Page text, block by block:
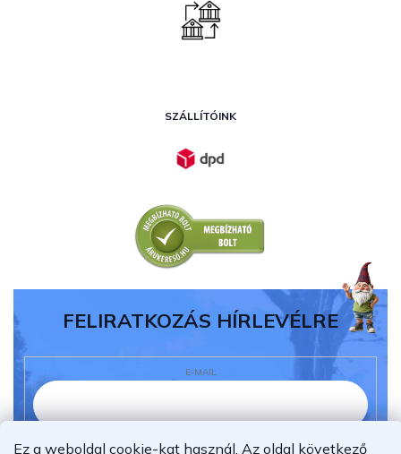
Ez a weboldal cookie-kat használ. Az oldal következő
SZÁLLÍTÓINK
FELIRATKOZÁS HÍRLEVÉLRE
E-MAIL
Elolvastam és megértettem azadatvédelmi